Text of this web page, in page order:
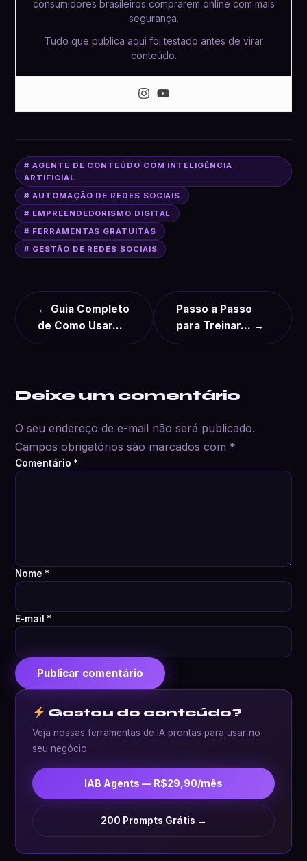
consumidores brasileiros comprarem online com mais
segurança.
Tudo que publica aqui foi testado antes de virar
conteúdo.
# AGENTE DE CONTEÚDO COM INTELIGÊNCIA
ARTIFICIAL
# AUTOMAÇÃO DE REDES SOCIAIS
# EMPREENDEDORISMO DIGITAL
# FERRAMENTAS GRATUITAS
# GESTÃO DE REDES SOCIAIS
← Guia Completo
de Como Usar…
Passo a Passo
para Treinar… →
Deixe um comentário
O seu endereço de e-mail não será publicado.
Campos obrigatórios são marcados com *
Comentário *
Nome *
E-mail *
Gostou do conteúdo?
Veja nossas ferramentas de IA prontas para usar no
seu negócio.
IAB Agents — R$29,90/mês
200 Prompts Grátis →